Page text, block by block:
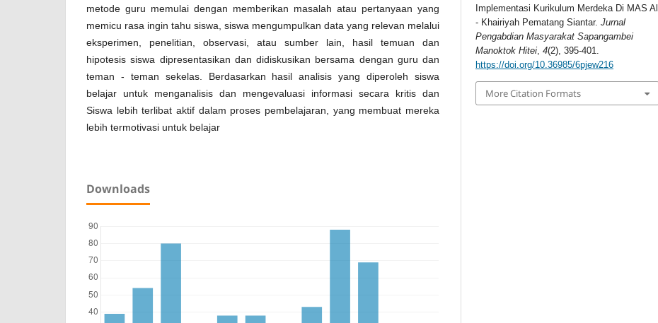
metode guru memulai dengan memberikan masalah atau pertanyaan yang
memicu rasa ingin tahu siswa, siswa mengumpulkan data yang relevan melalui
eksperimen, penelitian, observasi, atau sumber lain, hasil temuan dan
hipotesis siswa dipresentasikan dan didiskusikan bersama dengan guru dan
teman - teman sekelas. Berdasarkan hasil analisis yang diperoleh siswa
belajar untuk menganalisis dan mengevaluasi informasi secara kritis dan
Siswa lebih terlibat aktif dalam proses pembelajaran, yang membuat mereka
lebih termotivasi untuk belajar
Downloads
Implementasi Kurikulum Merdeka Di MAS Al
- Khairiyah Pematang Siantar.Jurnal
Pengabdian Masyarakat Sapangambei
Manoktok Hitei ,4(2), 395-401.
https://doi.org/10.36985/6pjew216
More Citation Formats